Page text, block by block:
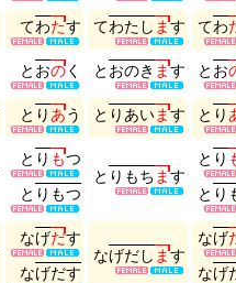
てわたす てわた し ます てわ
と おのく と おのき ます と お
と り あう と り あいます と り
と り もつ
と り もつ
と り もち ます
と り
と り
なげだす
なげだす
なげだし ます
なげ
なげ